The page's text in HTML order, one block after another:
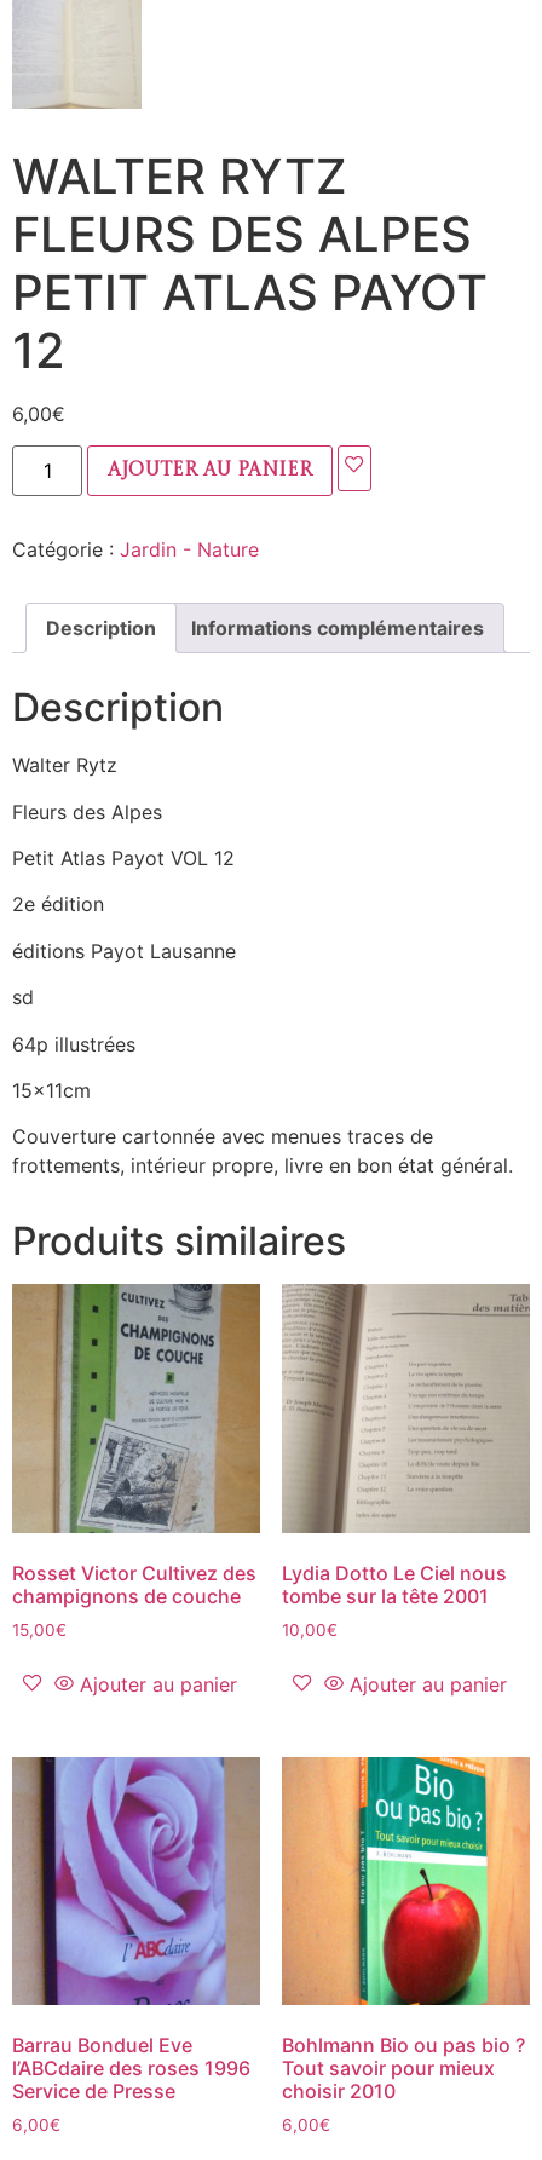
WALTER RYTZ
FLEURS DES ALPES
PETIT ATLAS PAYOT
12
6,00€
Ajouter au panier
Catégorie : Jardin - Nature
Description Informations complémentaires
Description
Walter Rytz
Fleurs des Alpes
Petit Atlas Payot VOL 12
2e édition
éditions Payot Lausanne
sd
64p illustrées
15x11cm
Couverture cartonnée avec menues traces de
frottements, intérieur propre, livre en bon état général.
Produits similaires
Rosset Victor Cultivez des
champignons de couche
15,00€
Ajouter au panier
Lydia Dotto Le Ciel nous
tombe sur la tête 2001
10,00€
Ajouter au panier
Barrau Bonduel Eve
l’ABCdaire des roses 1996
Service de Presse
6,00€
Bohlmann Bio ou pas bio ?
Tout savoir pour mieux
choisir 2010
6,00€